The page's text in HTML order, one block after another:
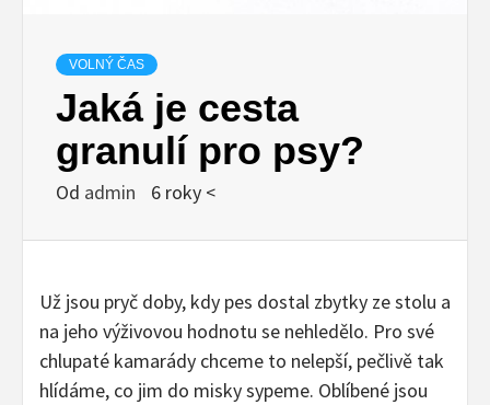
VOLNÝ ČAS
Jaká je cesta
granulí pro psy?
Od admin 6 roky <
Už jsou pryč doby, kdy pes dostal zbytky ze stolu a
na jeho výživovou hodnotu se nehledělo. Pro své
chlupaté kamarády chceme to nelepší, pečlivě tak
hlídáme, co jim do misky sypeme. Oblíbené jsou